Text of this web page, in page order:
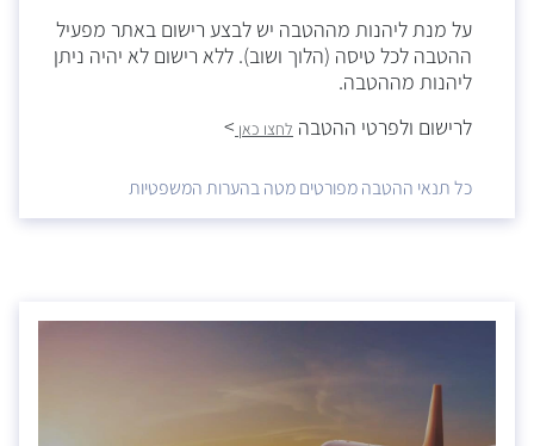
על מנת ליהנות מההטבה יש לבצע רישום באתר מפעיל
ההטבה לכל טיסה (הלוך ושוב). ללא רישום לא יהיה ניתן
ליהנות מההטבה.
לרישום ולפרטי ההטבה לחצו כאן >
כל תנאי ההטבה מפורטים מטה בהערות המשפטיות